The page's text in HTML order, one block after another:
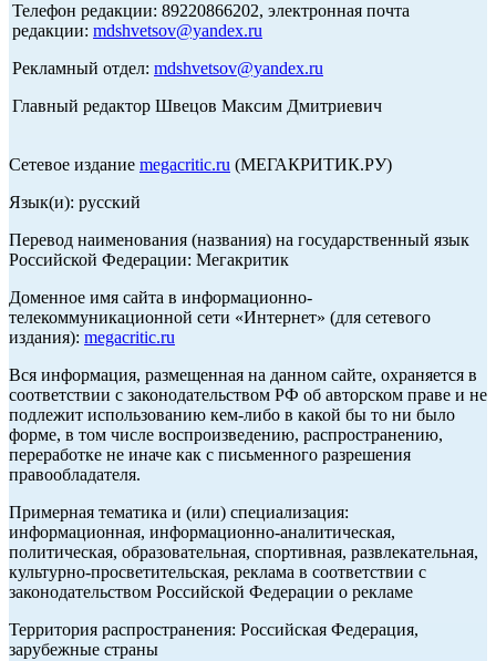
Телефон редакции: 89220866202, электронная почта
редакции: mdshvetsov@yandex.ru
Рекламный отдел: mdshvetsov@yandex.ru
Главный редактор Швецов Максим Дмитриевич
Сетевое издание megacritic.ru (МЕГАКРИТИК.РУ)
Язык(и): русский
Перевод наименования (названия) на государственный язык
Российской Федерации: Мегакритик
Доменное имя сайта в информационно-
телекоммуникационной сети «Интернет» (для сетевого
издания): megacritic.ru
Вся информация, размещенная на данном сайте, охраняется в
соответствии с законодательством РФ об авторском праве и не
подлежит использованию кем-либо в какой бы то ни было
форме, в том числе воспроизведению, распространению,
переработке не иначе как с письменного разрешения
правообладателя.
Примерная тематика и (или) специализация:
информационная, информационно-аналитическая,
политическая, образовательная, спортивная, развлекательная,
культурно-просветительская, реклама в соответствии с
законодательством Российской Федерации о рекламе
Территория распространения: Российская Федерация,
зарубежные страны